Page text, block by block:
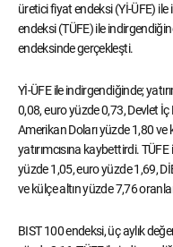
üretici fiyat endeksi (Yİ-ÜFE)
endeksi (TÜFE) ile
endeksinde gerçekleşti.
Yİ-ÜFE ile indirgendiğinde;
0,08, euro yüzde 0,73, Devlet
Amerikan Doları yüzde 1,80 ve
yatırımcısına kaybettirdi.
yüzde 1,05, euro yüzde 1,69,
ve külçe altın yüzde 7,76
BIST 100 endeksi, üç aylık